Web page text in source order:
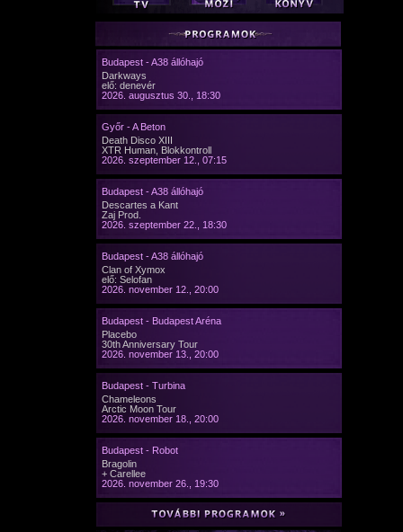
Budapest - A38 állóhajó
Darkways
elő: denevér
2026. augusztus 30., 18:30
Győr - A Beton
Death Disco XIII
XTR Human, Blokkontroll
2026. szeptember 12., 07:15
Budapest - A38 állóhajó
Descartes a Kant
Zaj Prod.
2026. szeptember 22., 18:30
Budapest - A38 állóhajó
Clan of Xymox
elő: Selofan
2026. november 12., 20:00
Budapest - Budapest Aréna
Placebo
30th Anniversary Tour
2026. november 13., 20:00
Budapest - Turbina
Chameleons
Arctic Moon Tour
2026. november 18., 20:00
Budapest - Robot
Bragolin
+ Carellee
2026. november 26., 19:30